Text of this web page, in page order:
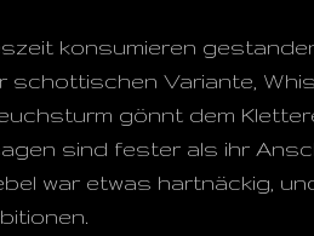
konsumieren
schottischen Variante,
gönnt dem
sind fester als ihr
war etwas hartnäckig,